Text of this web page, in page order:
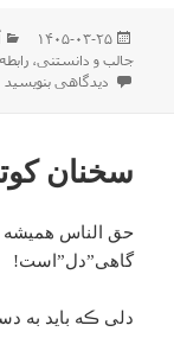
ارسال
شده
در
۱۴۰۵-۰۳-۲۵
جالب و دانستنی،رابطه
برای همیشه یکی
دیدگاهی بنویسید
سخنان
حق الناس
گاهی”دل”است!
دلی ڪه باید به